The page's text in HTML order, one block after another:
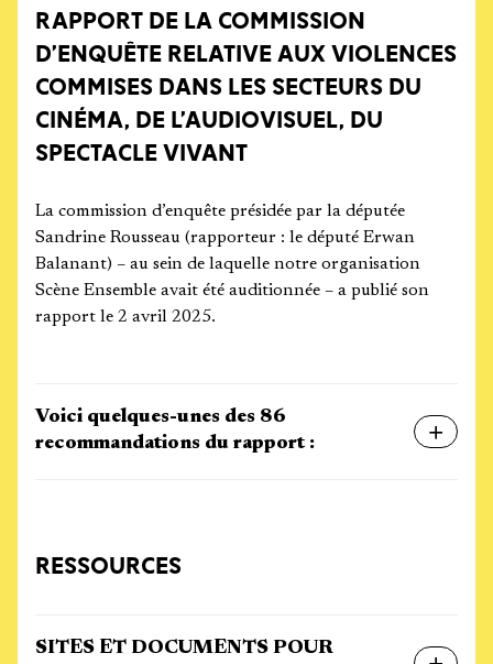
RAPPORT DE LA COMMISSION
D’ENQUÊTE RELATIVE AUX VIOLENCES
COMMISES DANS LES SECTEURS DU
CINÉMA, DE L’AUDIOVISUEL, DU
SPECTACLE VIVANT
La commission d’enquête présidée par la députée
Sandrine Rousseau (rapporteur : le député Erwan
Balanant) – au sein de laquelle notre organisation
Scène Ensemble avait été auditionnée – a publié son
rapport le 2 avril 2025.
Voici quelques-unes des 86
recommandations du rapport :
RESSOURCES
SITES ET DOCUMENTS POUR